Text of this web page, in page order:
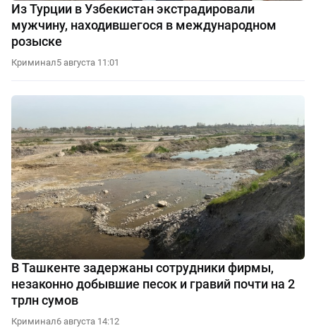
Из Турции в Узбекистан экстрадировали
мужчину, находившегося в международном
розыске
Криминал5 августа 11:01
В Ташкенте задержаны сотрудники фирмы,
незаконно добывшие песок и гравий почти на 2
трлн сумов
Криминал6 августа 14:12